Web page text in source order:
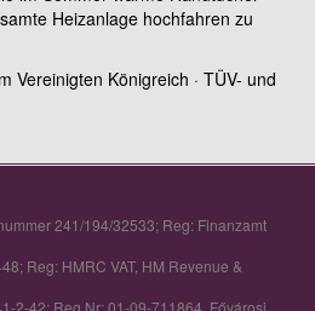
Heizanlage hochfahren zu
Vereinigten Königreich · TÜV- und
241/194/32533; Reg: Finanzamt
Reg: HMRC VAT, HM Revenue &